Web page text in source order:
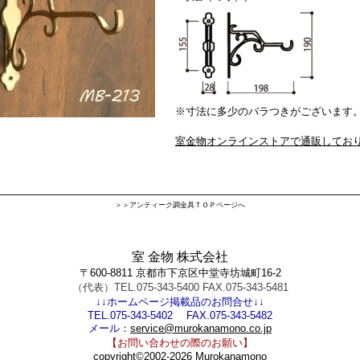
※寸法に多少のバラつきがございます。
室金物オンラインストアで通販してお
＞＞アンティーク調金具ＴＯＰページへ
室 金物 株式会社
〒600-8811 京都市下京区中堂寺坊城町16-2
（代表）TEL.075-343-5400 FAX.075-343-5481
↓↓ホームページ掲載品のお問合せ↓↓
TEL.075-343-5402 FAX.075-343-5482
メール： service@murokanamono.co.jp
【お問い合わせの際のお願い】
copyright©2002-2026 Murokanamono